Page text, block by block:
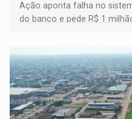
Ação aponta falha no
do banco e pede R$ 1